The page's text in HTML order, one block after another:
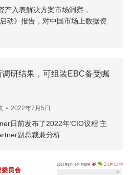
产入表解决方案市场洞察，
动》报告，对中国市场上数据资
研结果，可组装EBC备受瞩
2022年7月5日
日前发布了2022年‘CIO议程’主
副总裁兼分析…